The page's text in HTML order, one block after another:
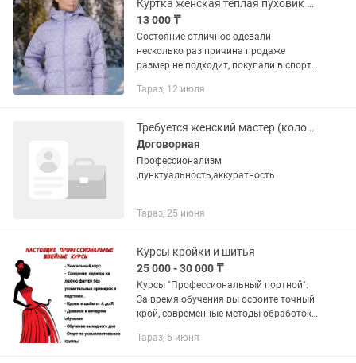
Куртка женская тёплая пуховик покупали в спорт мастере.Состояние отличное
13 000 ₸
Состояние отличное одевали
несколько раз причина продаже
размер не подходит, покупали в спорт
пуховик подайдет до 50-52 размера.
Тараз, 12 июля
Требуется женский мастер (колористика )либо универсал мастер
Договорная
Профессионализм
,пунктуальность,аккуратность
Тараз, 25 июня
Курсы кройки и шитья
25 000 - 30 000 ₸
Курсы "Профессиональный портной".
За время обучения вы освоите точный
крой, современные методы обработок
сорочки, женского платья,
Тараз, 5 июня